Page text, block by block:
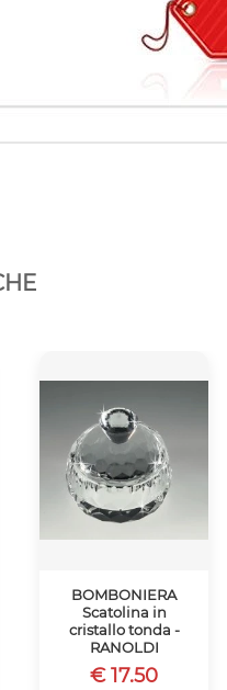
BOMBONIERA
Scatolina in
cristallo tonda -
RANOLDI
€ 17.50